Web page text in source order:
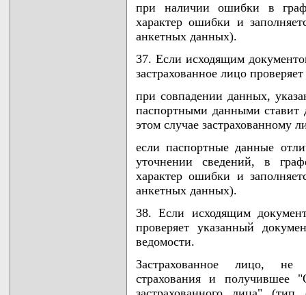
при наличии ошибки в
характер ошибки и
анкетных данных).
37. Если исходящим
застрахованное лицо
при совпадении данных,
паспортными данными ставит
этом случае застрахованному
если паспортные данные
уточнении сведений, в
характер ошибки и
анкетных данных).
38. Если исходящим
проверяет указанный
ведомости.
Застрахованное лицо, не
страхования и получившее